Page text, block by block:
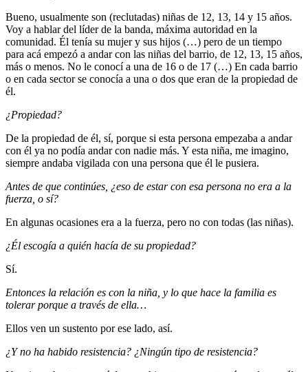
Bueno, usualmente son (reclutadas) niñas de 12, 13, 14 y 15 años.
Voy a hablar del líder de la banda, máxima autoridad en la
comunidad. Él tenía su mujer y sus hijos (…) pero de un tiempo
para acá empezó a andar con las niñas del barrio, de 12, 13, 15 años,
más o menos. No le conocí a una de 16 o de 17 (…) En cada barrio
o en cada sector se conocía a una o dos que eran de la propiedad de
él.
¿Propiedad?
De la propiedad de él, sí, porque si esta persona empezaba a andar
con él ya no podía andar con nadie más. Y esta niña, me imagino,
siempre andaba vigilada con una persona que él le pusiera.
Antes de que continúes, ¿eso de estar con esa persona no era a la
fuerza, o sí?
En algunas ocasiones era a la fuerza, pero no con todas (las niñas).
¿Él escogía a quién hacía de su propiedad?
Sí.
Entonces la relación es con la niña, y lo que hace la familia es
tolerar porque a través de ella…
Ellos ven un sustento por ese lado, así.
¿Y no ha habido resistencia? ¿Ningún tipo de resistencia?